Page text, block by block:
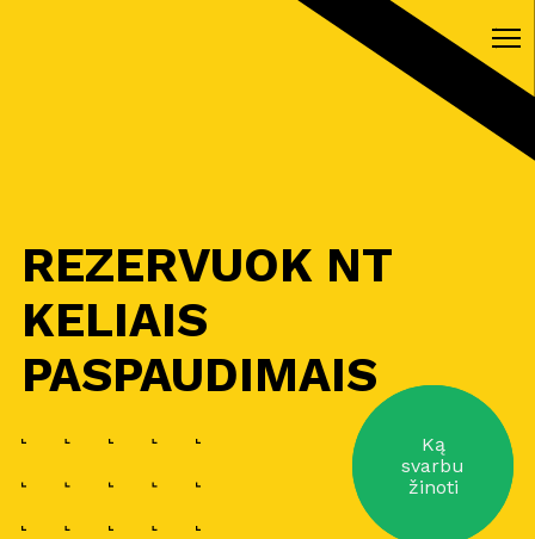
REZERVUOK NT
KELIAIS
PASPAUDIMAIS
Ką
svarbu
žinoti